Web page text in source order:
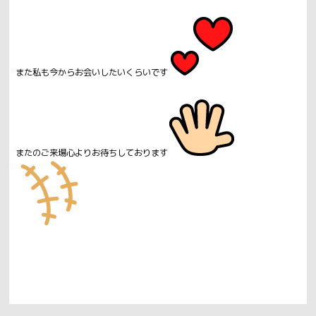
また私も今からお会いしたいくらいです
またのご来場心よりお待ちしております